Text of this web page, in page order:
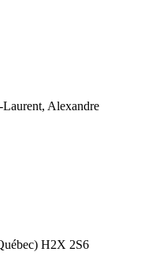
Alexandre
H2X 2S6